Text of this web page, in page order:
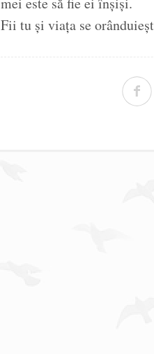
Fii tu și viața se